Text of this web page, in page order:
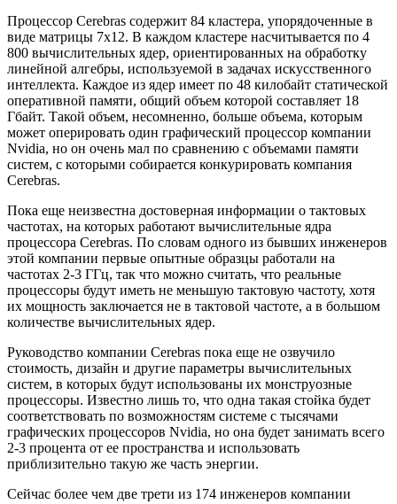
Процессор Cerebras содержит 84 кластера, упорядоченные в
виде матрицы 7х12. В каждом кластере насчитывается по 4
800 вычислительных ядер, ориентированных на обработку
линейной алгебры, используемой в задачах искусственного
интеллекта. Каждое из ядер имеет по 48 килобайт статической
оперативной памяти, общий объем которой составляет 18
Гбайт. Такой объем, несомненно, больше объема, которым
может оперировать один графический процессор компании
Nvidia, но он очень мал по сравнению с объемами памяти
систем, с которыми собирается конкурировать компания
Cerebras.
Пока еще неизвестна достоверная информации о тактовых
частотах, на которых работают вычислительные ядра
процессора Cerebras. По словам одного из бывших инженеров
этой компании первые опытные образцы работали на
частотах 2-3 ГГц, так что можно считать, что реальные
процессоры будут иметь не меньшую тактовую частоту, хотя
их мощность заключается не в тактовой частоте, а в большом
количестве вычислительных ядер.
Руководство компании Cerebras пока еще не озвучило
стоимость, дизайн и другие параметры вычислительных
систем, в которых будут использованы их монструозные
процессоры. Известно лишь то, что одна такая стойка будет
соответствовать по возможностям системе с тысячами
графических процессоров Nvidia, но она будет занимать всего
2-3 процента от ее пространства и использовать
приблизительно такую же часть энергии.
Сейчас более чем две трети из 174 инженеров компании